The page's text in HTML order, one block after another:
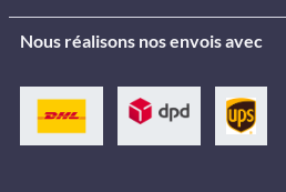
Nous réalisons nos envois avec